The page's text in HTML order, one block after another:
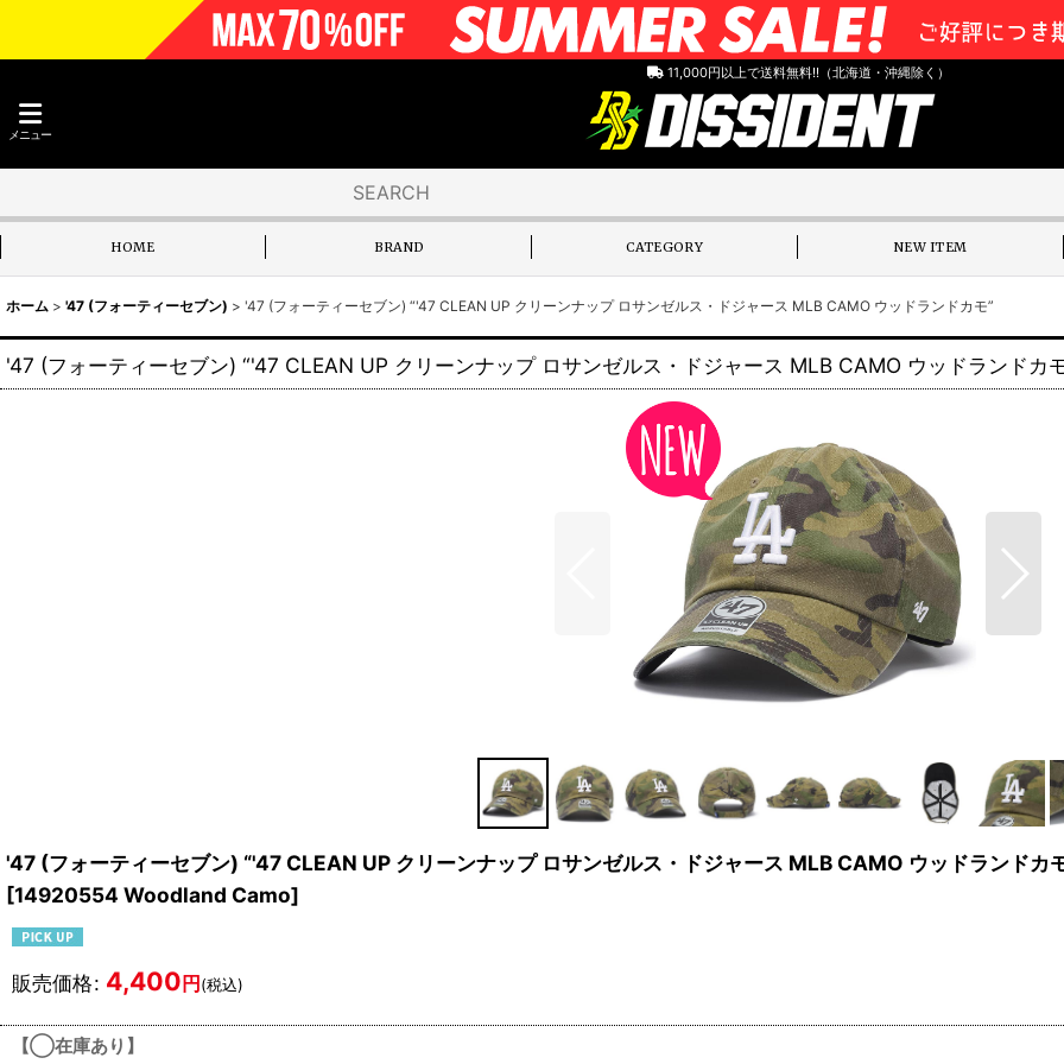
11,000円以上で送料無料!!（北海道・沖縄除く）
メニュー
HOME BRAND CATEGORY NEW ITEM
ホーム > '47 (フォーティーセブン) > '47 (フォーティーセブン) “'47 CLEAN UP クリーンナップ ロサンゼルス・ドジャース MLB CAMO ウッドランドカモ”
'47 (フォーティーセブン) “'47 CLEAN UP クリーンナップ ロサンゼルス・ドジャース MLB CAMO ウッドランドカ
'47 (フォーティーセブン) “'47 CLEAN UP クリーンナップ ロサンゼルス・ドジャース MLB CAMO ウッドランドカ
[14920554 Woodland Camo]
販売価格: 4,400 円 (税込)
【◯在庫あり】